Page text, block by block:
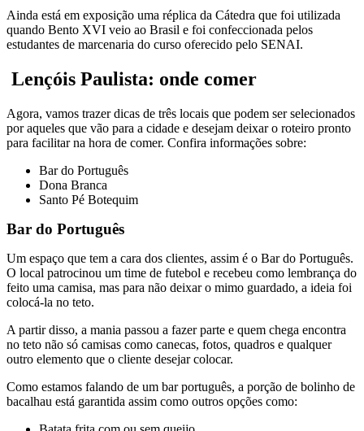
Ainda está em exposição uma réplica da Cátedra que foi utilizada
quando Bento XVI veio ao Brasil e foi confeccionada pelos
estudantes de marcenaria do curso oferecido pelo SENAI.
Lençóis Paulista: onde comer
Agora, vamos trazer dicas de três locais que podem ser selecionados
por aqueles que vão para a cidade e desejam deixar o roteiro pronto
para facilitar na hora de comer. Confira informações sobre:
Bar do Português
Dona Branca
Santo Pé Botequim
Bar do Português
Um espaço que tem a cara dos clientes, assim é o Bar do Português.
O local patrocinou um time de futebol e recebeu como lembrança do
feito uma camisa, mas para não deixar o mimo guardado, a ideia foi
colocá-la no teto.
A partir disso, a mania passou a fazer parte e quem chega encontra
no teto não só camisas como canecas, fotos, quadros e qualquer
outro elemento que o cliente desejar colocar.
Como estamos falando de um bar português, a porção de bolinho de
bacalhau está garantida assim como outros opções como: